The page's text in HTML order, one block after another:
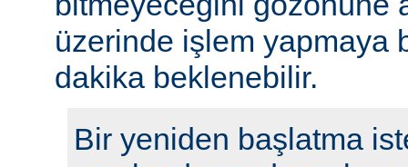
üzerinde işlem yapmaya
dakika beklenebilir.
Bir yeniden başlatma